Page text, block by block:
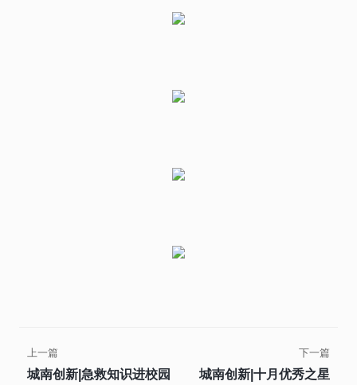
上一篇
城南创新|急救知识进校园
下一篇
城南创新|十月优秀之星